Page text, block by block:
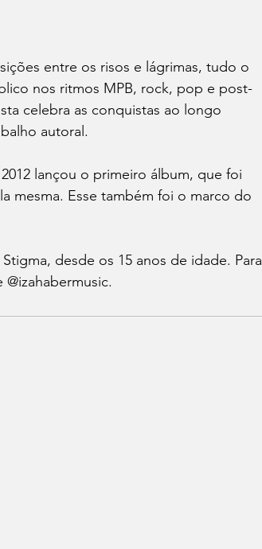
entre os risos e lágrimas, tudo o
nos ritmos MPB, rock, pop e post-
celebra as conquistas ao longo
autoral.
lançou o primeiro álbum, que foi
mesma. Esse também foi o marco do
desde os 15 anos de idade. Para